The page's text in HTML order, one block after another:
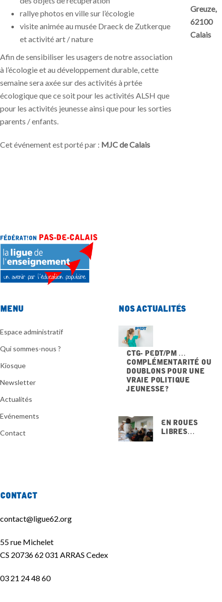
rallye photos en ville sur l’écologie
visite animée au musée Draeck de Zutkerque
et activité art / nature
Afin de sensibiliser les usagers de notre association
à l’écologie et au développement durable, cette
semaine sera axée sur des activités à prtée
écologique que ce soit pour les activités ALSH que
pour les activités jeunesse ainsi que pour les sorties
parents / enfants.
Cet événement est porté par : MJC de Calais
Greuze,
62100
Calais
Menu
Espace administratif
Qui sommes-nous ?
Kiosque
Newsletter
Actualités
Evénements
Contact
Nos actualités
CTG- PEdT/PM …
Complémentarité ou
doublons pour une
vraie politique
jeunesse ?
En Roues
Libres…
Contact
contact@ligue62.org
55 rue Michelet
CS 20736 62 031 ARRAS Cedex
03 21 24 48 60